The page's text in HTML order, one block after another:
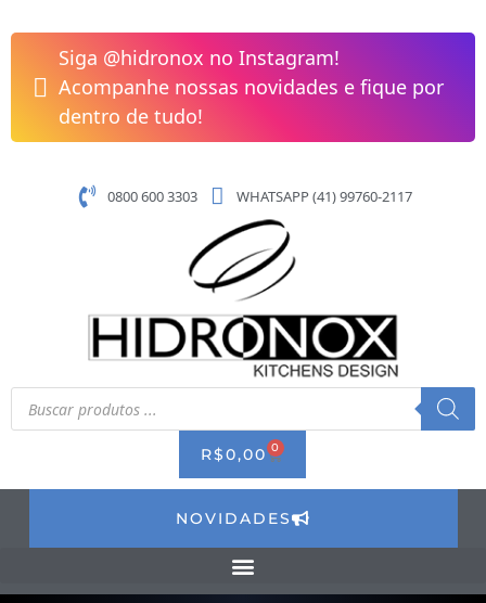
para
conteúdo
Siga @hidronox no Instagram!
Acompanhe nossas novidades e fique por
dentro de tudo!
0800 600 3303 WHATSAPP (41) 99760-2117
Pesquisar
produtos
R$0,00 0 CART
NOVIDADES